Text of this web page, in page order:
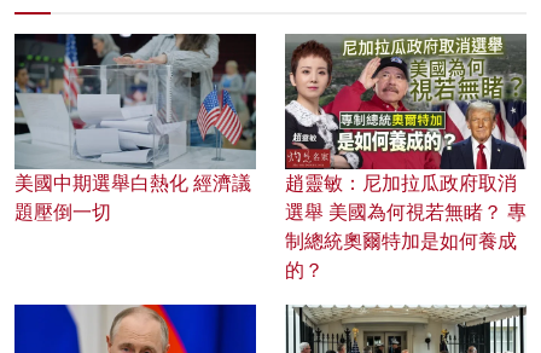
美國中期選舉白熱化 經濟議
題壓倒一切
趙靈敏：尼加拉瓜政府取消
選舉 美國為何視若無睹？ 專
制總統奧爾特加是如何養成
的？